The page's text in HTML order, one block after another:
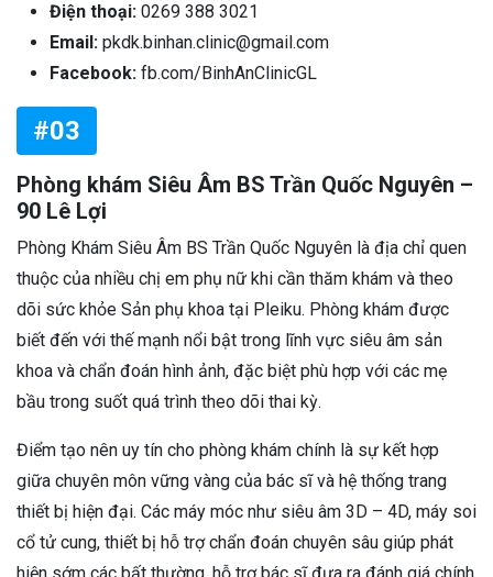
Điện thoại: 0269 388 3021
Email: pkdk.binhan.clinic@gmail.com
Facebook: fb.com/BinhAnClinicGL
#03
Phòng khám Siêu Âm BS Trần Quốc Nguyên –
90 Lê Lợi
Phòng Khám Siêu Âm BS Trần Quốc Nguyên là địa chỉ quen
thuộc của nhiều chị em phụ nữ khi cần thăm khám và theo
dõi sức khỏe Sản phụ khoa tại Pleiku. Phòng khám được
biết đến với thế mạnh nổi bật trong lĩnh vực siêu âm sản
khoa và chẩn đoán hình ảnh, đặc biệt phù hợp với các mẹ
bầu trong suốt quá trình theo dõi thai kỳ.
Điểm tạo nên uy tín cho phòng khám chính là sự kết hợp
giữa chuyên môn vững vàng của bác sĩ và hệ thống trang
thiết bị hiện đại. Các máy móc như siêu âm 3D – 4D, máy soi
cổ tử cung, thiết bị hỗ trợ chẩn đoán chuyên sâu giúp phát